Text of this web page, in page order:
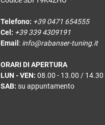
Telefono: +39 0471 654555
Cel: +39 339 4309191
Email : info@rabanser-tuning.it
ORARI DI APERTURA
LUN - VEN: 08.00 - 13.00 / 14.30
SAB: su appuntamento